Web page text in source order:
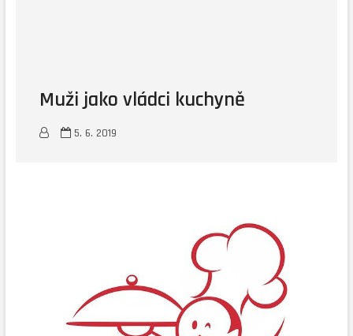
Muži jako vládci kuchyně
5. 6. 2019